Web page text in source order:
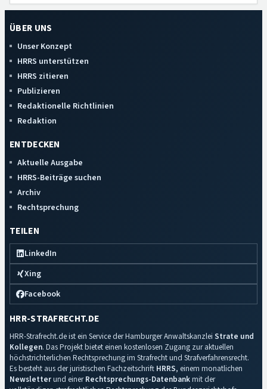
ÜBER UNS
Unser Konzept
HRRS unterstützen
HRRS zitieren
Publizieren
Redaktionelle Richtlinien
Redaktion
ENTDECKEN
Aktuelle Ausgabe
HRRS-Beiträge suchen
Archiv
Rechtsprechung
TEILEN
LinkedIn
Xing
Facebook
HRR-STRAFRECHT.DE
HRR-Strafrecht.de ist ein Service der Hamburger Anwaltskanzlei Strate und
Kollegen. Das Projekt bietet einen kostenlosen Zugang zur aktuellen
höchstrichterlichen Rechtsprechung im Strafrecht und Strafverfahrensrecht.
Es besteht aus der juristischen Fachzeitschrift HRRS, einem monatlichen
Newsletterund einerRechtsprechungs-Datenbankmit der